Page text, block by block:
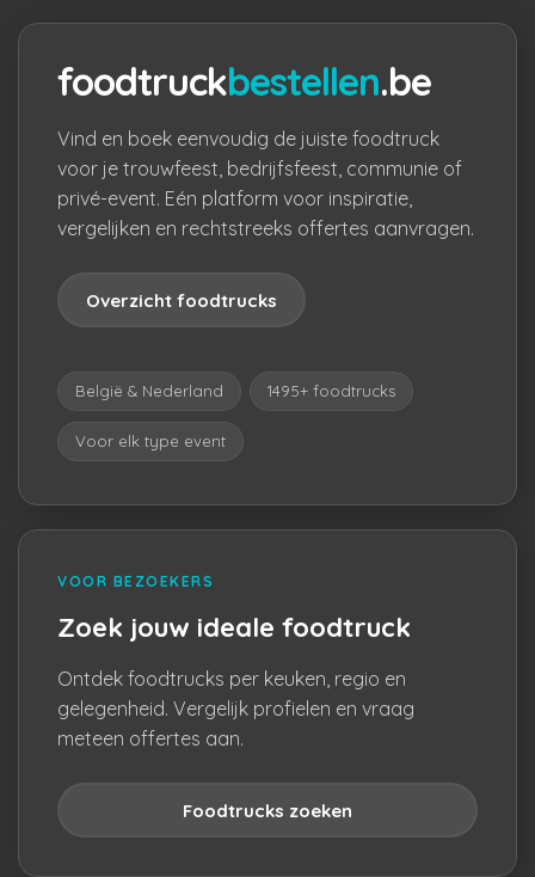
foodtruckbestellen.be
Vind en boek eenvoudig de juiste foodtruck
voor je trouwfeest, bedrijfsfeest, communie of
privé-event. Eén platform voor inspiratie,
vergelijken en rechtstreeks offertes aanvragen.
Overzicht foodtrucks
België & Nederland 1495+ foodtrucks
Voor elk type event
VOOR BEZOEKERS
Zoek jouw ideale foodtruck
Ontdek foodtrucks per keuken, regio en
gelegenheid. Vergelijk profielen en vraag
meteen offertes aan.
Foodtrucks zoeken